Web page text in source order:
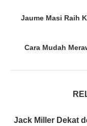
Jaume Masi Raih
Cara Mudah
Jack Miller Dekat